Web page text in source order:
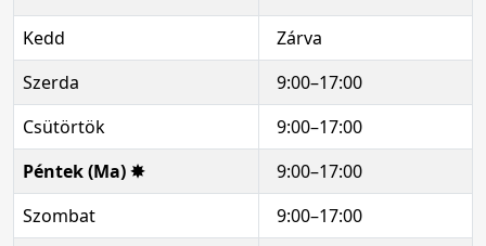
Kedd
Zárva
Szerda
9:00–17:00
Csütörtök
9:00–17:00
Péntek (Ma) ✸
9:00–17:00
Szombat
9:00–17:00